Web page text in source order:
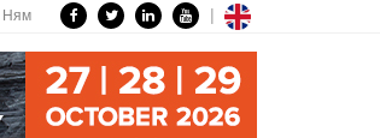
Ням |